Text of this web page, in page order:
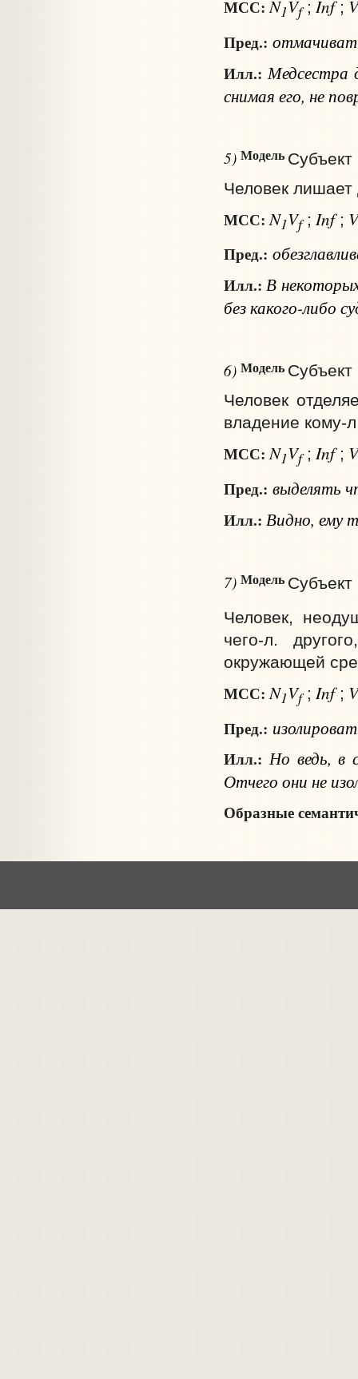
МСС: N1Vf; Inf; V
Пред.:
Илл.: Медсестра
снимая его, не
5) Модель
Человек лишает
МСС: N1Vf; Inf; V
Пред.:
Илл.: В
без какого-либо
6) Модель Субъект
Человек
владение
МСС: N1Vf; Inf; V
Пред.: выделять
Илл.: Видно, ему
7) Модель Субъект
Человек,
чего‑л.
окружающей
МСС: N1Vf; Inf; V
Пред.:
Илл.: Но ведь, в
Отчего они не
Образные